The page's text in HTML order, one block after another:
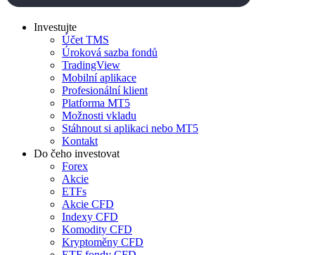
Investujte
Účet TMS
Úroková sazba fondů
TradingView
Mobilní aplikace
Profesionální klient
Platforma MT5
Možnosti vkladu
Stáhnout si aplikaci nebo MT5
Kontakt
Do čeho investovat
Forex
Akcie
ETFs
Akcie CFD
Indexy CFD
Komodity CFD
Kryptoměny CFD